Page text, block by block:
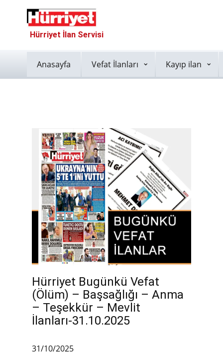
Hürriyet İlan Servisi
Anasayfa Vefat İlanları Kayıp ilan
Hürriyet Bugünkü Vefat
(Ölüm) – Başsağlığı – Anma
– Teşekkür – Mevlit
İlanları-31.10.2025
31/10/2025